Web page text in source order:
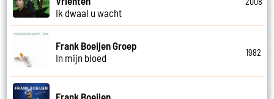
Ik dwaal u wacht
Frank Boeijen Groep
In mijn bloed
1982
Frank Boeijen